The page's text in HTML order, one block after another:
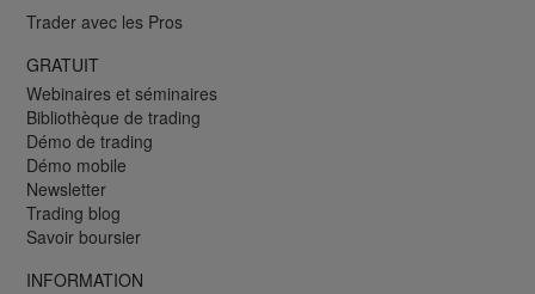
Trader avec les Pros
GRATUIT
Webinaires et séminaires
Bibliothèque de trading
Démo de trading
Démo mobile
Newsletter
Trading blog
Savoir boursier
INFORMATION